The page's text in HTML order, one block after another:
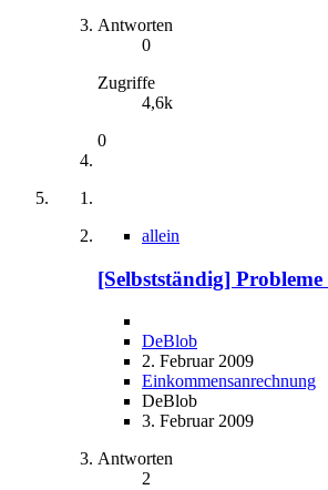
Antworten
0
Zugriffe
4,6k
0
allein
[Selbstständig]
DeBlob
2. Februar 2009
Einkommensanrechnung
DeBlob
3. Februar 2009
Antworten
2